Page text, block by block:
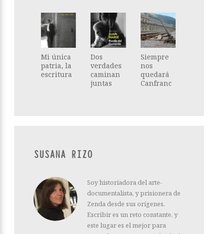
Mi única
patria, la
escritura
Dos
verdades
caminan
juntas
Siempre
nos
quedará
Canfranc
SUSANA RIZO
Soy historiadora del arte-
documentalista, y prisionera de
Zenda desde sus orígenes.
Escribir es un reto constante, y
este lugar es el mejor para